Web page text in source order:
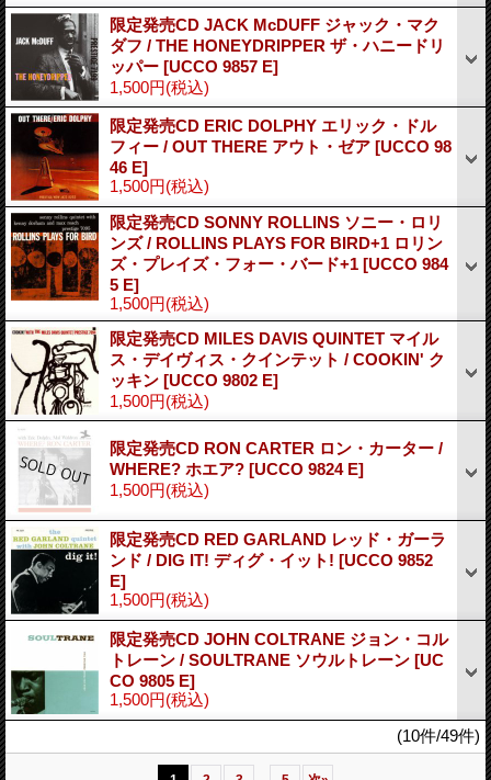
限定発売CD JACK McDUFF ジャック・マク
ダフ / THE HONEYDRIPPER ザ・ハニードリ
ッパー [UCCO 9857 E]
1,500円(税込)
限定発売CD ERIC DOLPHY エリック・ドル
フィー / OUT THERE アウト・ゼア [UCCO 98
46 E]
1,500円(税込)
限定発売CD SONNY ROLLINS ソニー・ロリ
ンズ / ROLLINS PLAYS FOR BIRD+1 ロリン
ズ・プレイズ・フォー・バード+1 [UCCO 984
5 E]
1,500円(税込)
限定発売CD MILES DAVIS QUINTET マイル
ス・デイヴィス・クインテット / COOKIN' ク
ッキン [UCCO 9802 E]
1,500円(税込)
限定発売CD RON CARTER ロン・カーター /
WHERE? ホエア? [UCCO 9824 E]
1,500円(税込)
限定発売CD RED GARLAND レッド・ガーラ
ンド / DIG IT! ディグ・イット! [UCCO 9852
E]
1,500円(税込)
限定発売CD JOHN COLTRANE ジョン・コル
トレーン / SOULTRANE ソウルトレーン [UC
CO 9805 E]
1,500円(税込)
(10件/49件)